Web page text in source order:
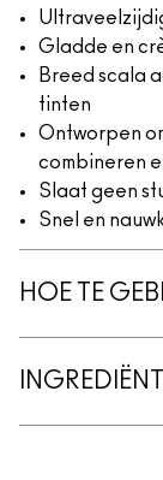
Gladde en
Breed scala
tinten
Ontworpen
combineren
Slaat geen
Snel en
HOE TE